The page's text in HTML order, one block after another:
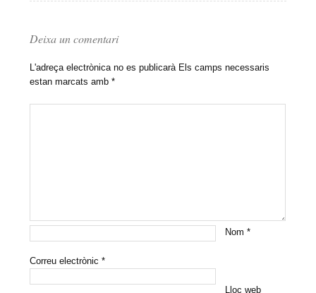
Deixa un comentari
L'adreça electrònica no es publicaràEls camps necessaris
estan marcats amb*
Nom*
Correu electrònic*
Lloc web